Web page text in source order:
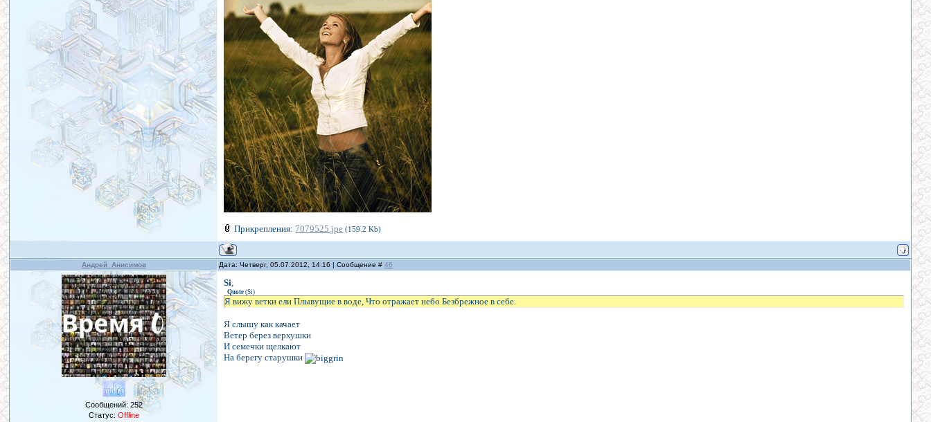
Прикрепления: 7079525.jpe (159.2 Kb)
Андрей_Анисимов Дата: Четверг, 05.07.2012, 14:16 | Сообщение #46
Сообщений: 252
Статус: Offline
Si,
Quote (Si)
Я вижу ветки ели Плывущие в воде, Что отражает небо Безбрежное в себе.
Я слышу как качает
Ветер берез верхушки
И семечки щелкают
На берегу старушки